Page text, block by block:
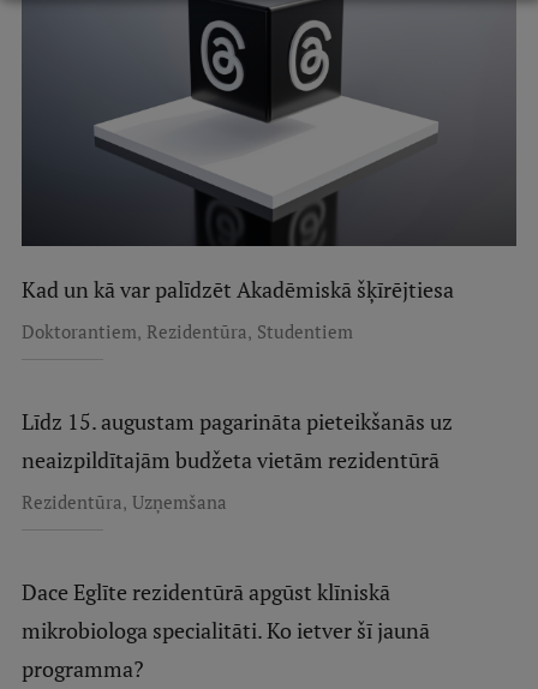
Starptautiskā sadarbība
Mobilitātes programmas
Starptautiskie projekti
Starptautiskie sadarbības partneri
EURAXESS RSU kontaktpunkts
EATRIS koordinators Latvijā
Kad un kā var palīdzēt Akadēmiskā šķīrējtiesa
Doktorantiem, Rezidentūra, Studentiem
Līdz 15. augustam pagarināta pieteikšanās uz
neaizpildītajām budžeta vietām rezidentūrā
Rezidentūra, Uzņemšana
Dace Eglīte rezidentūrā apgūst klīniskā
mikrobiologa specialitāti. Ko ietver šī jaunā
programma?